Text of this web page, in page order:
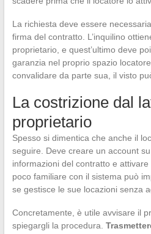
La richiesta deve essere
firma del contratto. L’inquilino
proprietario, e quest’ultimo deve
garanzia nel proprio spazio
convalidare da parte sua, il visto
La costrizione dal
proprietario
Spesso si dimentica che anche il
seguire. Deve creare un account
informazioni del contratto e
poco familiare con il sistema può
se gestisce le sue locazioni senza
Concretamente, è utile avvisare il
spiegargli la procedura.